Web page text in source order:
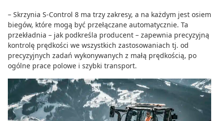
– Skrzynia S-Control 8 ma trzy zakresy, a na każdym jest osiem
biegów, które mogą być przełączane automatycznie. Ta
przekładnia – jak podkreśla producent – zapewnia precyzyjną
kontrolę prędkości we wszystkich zastosowaniach tj. od
precyzyjnych zadań wykonywanych z małą prędkością, po
ogólne prace polowe i szybki transport.